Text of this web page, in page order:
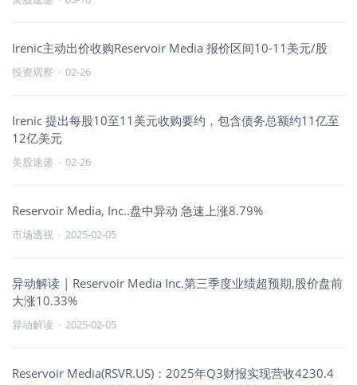
Irenic主动出价收购Reservoir Media 报价区间10-11美元/股
投资观察 · 02-26
Irenic 提出每股10至11美元收购要约，包含债务总额约11亿至
12亿美元
美股速递 · 02-26
Reservoir Media, Inc..盘中异动 急速上涨8.79%
市场透视 · 2025-02-05
异动解读 | Reservoir Media Inc.第三季度业绩超预期,股价盘前
大涨10.33%
异动解读 · 2025-02-05
Reservoir Media(RSVR.US)：2025年Q3财报实现营收4230.4